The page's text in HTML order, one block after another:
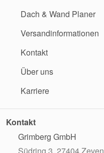
Dach & Wand Planer
Versandinformationen
Kontakt
Über uns
Karriere
Kontakt
Grimberg GmbH